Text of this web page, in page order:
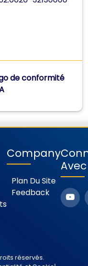
Company
Plan Du Site
Feedback
réservés.